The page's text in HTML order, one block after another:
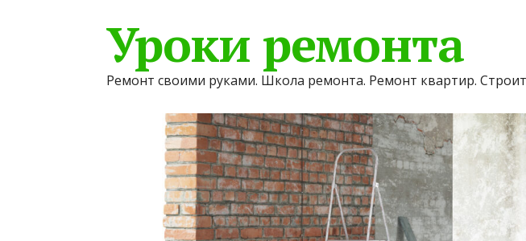
Уроки ремонта
Ремонт своими руками. Школа ремонта. Ремонт квартир.